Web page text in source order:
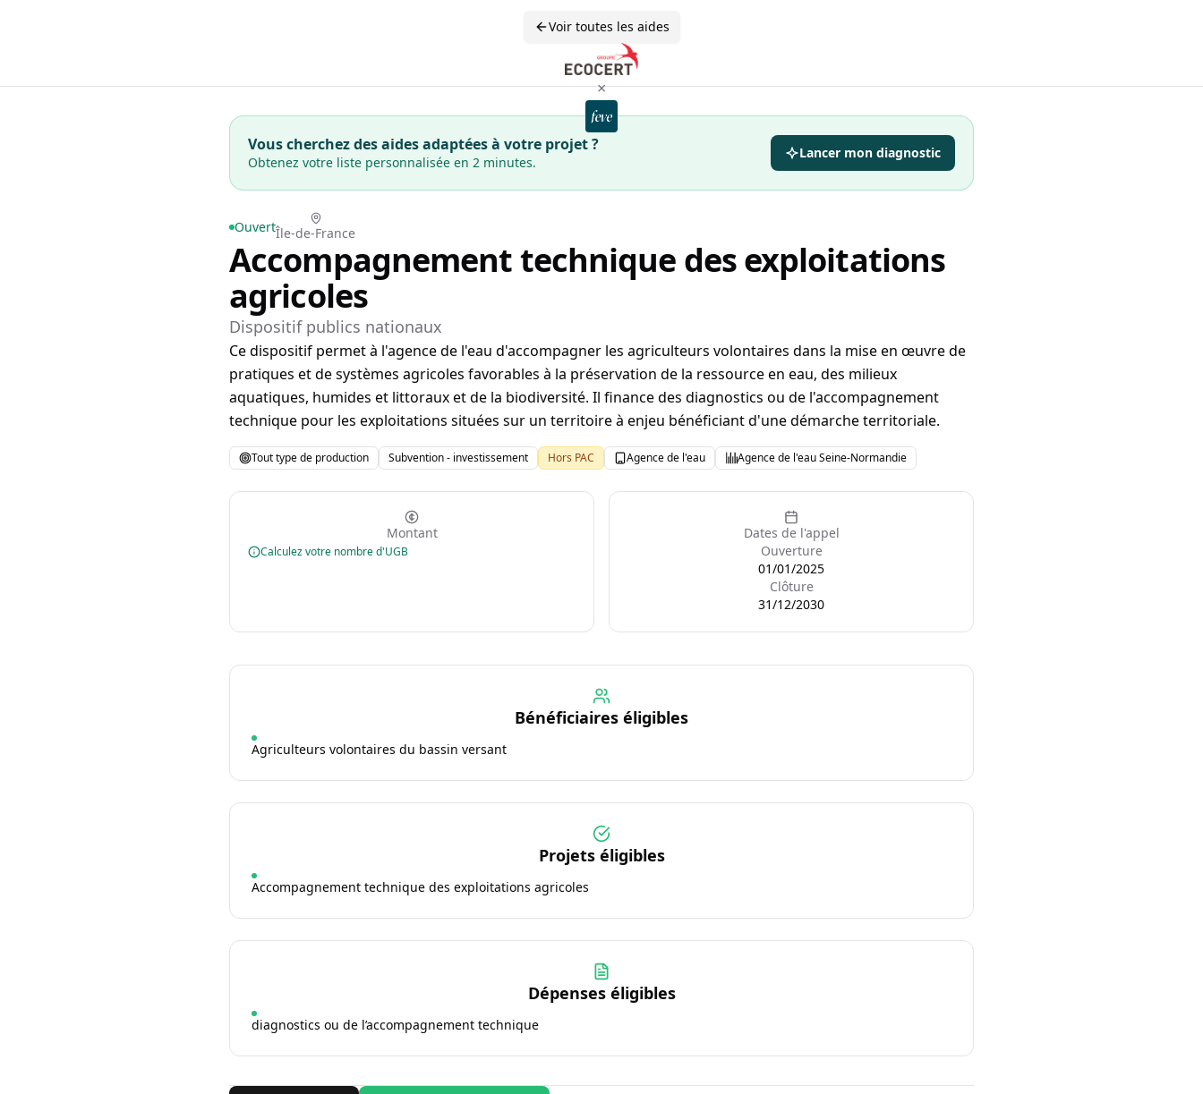
Voir toutes les aides
×
Vous cherchez des aides adaptées à votre projet ?
Obtenez votre liste personnalisée en 2 minutes.
Lancer mon diagnostic
OuvertÎle-de-France
Accompagnement technique des exploitations
agricoles
Dispositif publics nationaux
Ce dispositif permet à l'agence de l'eau d'accompagner les agriculteurs volontaires dans la mise en œuvre de
pratiques et de systèmes agricoles favorables à la préservation de la ressource en eau, des milieux
aquatiques, humides et littoraux et de la biodiversité. Il finance des diagnostics ou de l'accompagnement
technique pour les exploitations situées sur un territoire à enjeu bénéficiant d'une démarche territoriale.
Tout type de production Subvention - investissement Hors PAC Agence de l'eau Agence de l'eau Seine-Normandie
Montant
Calculez votre nombre d'UGB
Dates de l'appel
Ouverture
01/01/2025
Clôture
31/12/2030
Bénéficiaires éligibles
Agriculteurs volontaires du bassin versant
Projets éligibles
Accompagnement technique des exploitations agricoles
Dépenses éligibles
diagnostics ou de l’accompagnement technique